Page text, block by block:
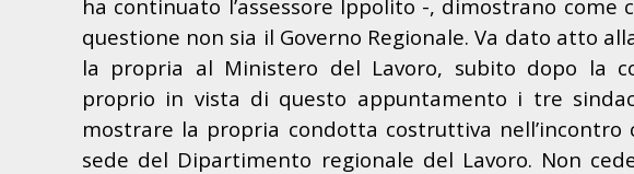
ha continuato l’assessore Ippolito -, dimostrano come
questione non sia il Governo Regionale. Va dato atto
la propria al Ministero del Lavoro, subito dopo la
proprio in vista di questo appuntamento i tre
mostrare la propria condotta costruttiva
sede del Dipartimento regionale del Lavoro. Non